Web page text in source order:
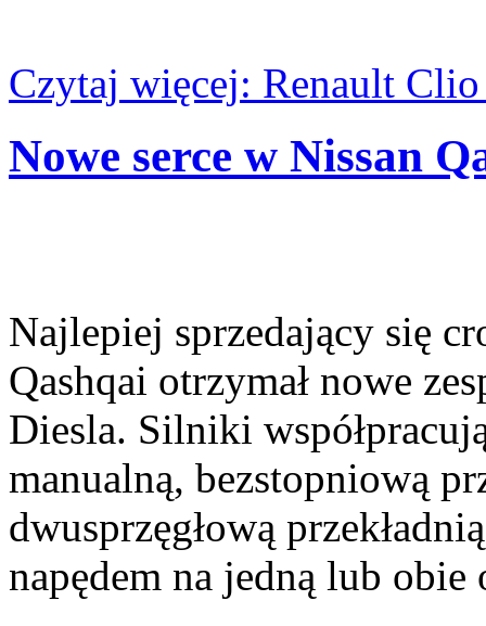
Czytaj więcej: Renault
Nowe serce w Nissan
Najlepiej sprzedający się
Qashqai otrzymał nowe
Diesla. Silniki
manualną, bezstopniową
dwusprzęgłową
napędem na jedną lub obie